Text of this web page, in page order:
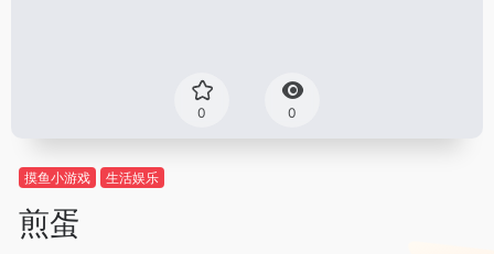
0 0
摸鱼小游戏 生活娱乐
煎蛋